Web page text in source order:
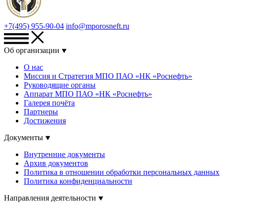
+7(495) 955-90-04 info@mporosneft.ru
Об организации
О нас
Миссия и Стратегия МПО ПАО «НК «Роснефть»
Руководящие органы
Аппарат МПО ПАО «НК «Роснефть»
Галерея почёта
Партнеры
Достижения
Документы
Внутренние документы
Архив документов
Политика в отношении обработки персональных данных
Политика конфиденциальности
Направления деятельности